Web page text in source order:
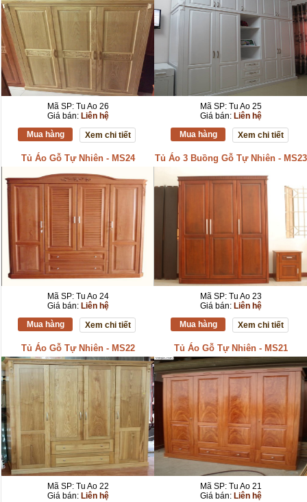
Mã SP: Tu Ao 26
Giá bán: Liên hệ
Mua hàng
Xem chi tiết
Mã SP: Tu Ao 25
Giá bán: Liên hệ
Mua hàng
Xem chi tiết
Tủ Áo Gỗ Tự Nhiên - MS24
Mã SP: Tu Ao 24
Giá bán: Liên hệ
Mua hàng
Xem chi tiết
Tủ Áo 3 Buồng Gỗ Tự Nhiên - MS23
Mã SP: Tu Ao 23
Giá bán: Liên hệ
Mua hàng
Xem chi tiết
Tủ Áo Gỗ Tự Nhiên - MS22
Mã SP: Tu Ao 22
Giá bán: Liên hệ
Tủ Áo Gỗ Tự Nhiên - MS21
Mã SP: Tu Ao 21
Giá bán: Liên hệ